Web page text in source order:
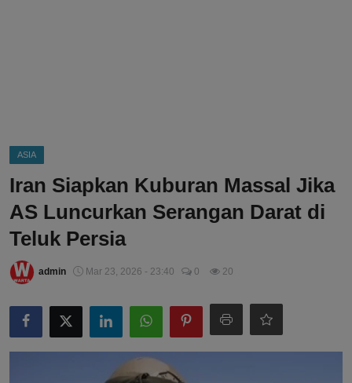
ASIA
Iran Siapkan Kuburan Massal Jika
AS Luncurkan Serangan Darat di
Teluk Persia
admin Mar 23, 2026 - 23:40 0 20